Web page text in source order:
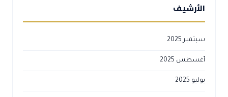
الأرشيف
سبتمبر 2025
أغسطس 2025
يوليو 2025